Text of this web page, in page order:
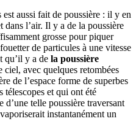
aussi fait de poussière : il y en
dans l’air. Il y a de la poussière
grosse pour piquer
de particules à une vitesse
qu’il y a de la poussière
ciel, avec quelques retombées
de l’espace forme de superbes
télescopes et qui ont été
d’une telle poussière traversant
instantanément un